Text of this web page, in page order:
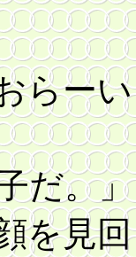
らー
だ。」
を見